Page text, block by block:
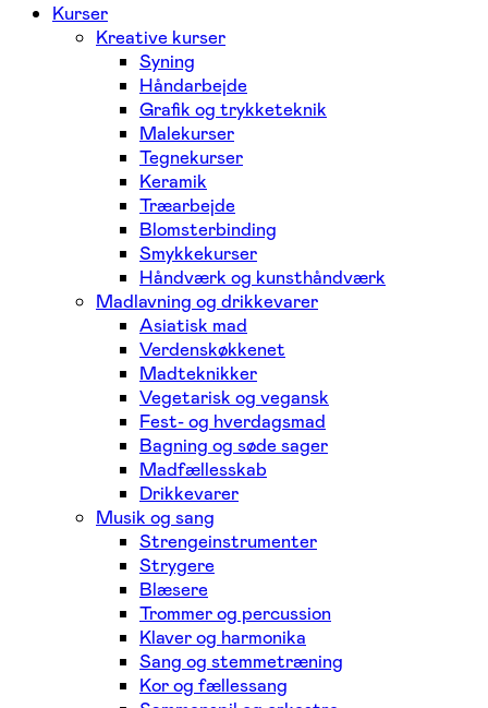
Kurser
Kreative kurser
Syning
Håndarbejde
Grafik og trykketeknik
Malekurser
Tegnekurser
Keramik
Træarbejde
Blomsterbinding
Smykkekurser
Håndværk og kunsthåndværk
Madlavning og drikkevarer
Asiatisk mad
Verdenskøkkenet
Madteknikker
Vegetarisk og vegansk
Fest- og hverdagsmad
Bagning og søde sager
Madfællesskab
Drikkevarer
Musik og sang
Strengeinstrumenter
Strygere
Blæsere
Trommer og percussion
Klaver og harmonika
Sang og stemmetræning
Kor og fællessang